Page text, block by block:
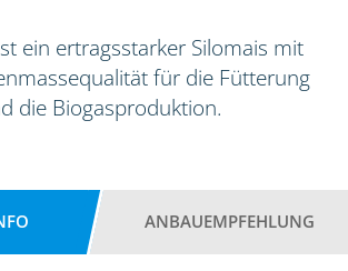
ein ertragsstarker Silomais mit
für die Fütterung
die Biogasproduktion.
ANBAUEMPFEHLUNG